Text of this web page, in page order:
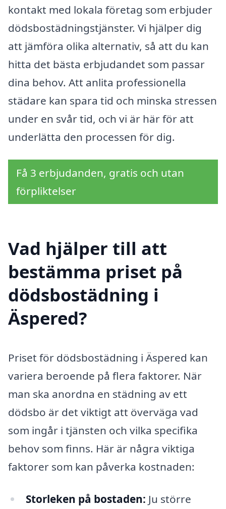
kontakt med lokala företag som erbjuder
dödsbostädningstjänster. Vi hjälper dig
att jämföra olika alternativ, så att du kan
hitta det bästa erbjudandet som passar
dina behov. Att anlita professionella
städare kan spara tid och minska stressen
under en svår tid, och vi är här för att
underlätta den processen för dig.
Få 3 erbjudanden, gratis och utan
förpliktelser
Vad hjälper till att
bestämma priset på
dödsbostädning i
Äspered?
Priset för dödsbostädning i Äspered kan
variera beroende på flera faktorer. När
man ska anordna en städning av ett
dödsbo är det viktigt att överväga vad
som ingår i tjänsten och vilka specifika
behov som finns. Här är några viktiga
faktorer som kan påverka kostnaden:
Storleken på bostaden: Ju större